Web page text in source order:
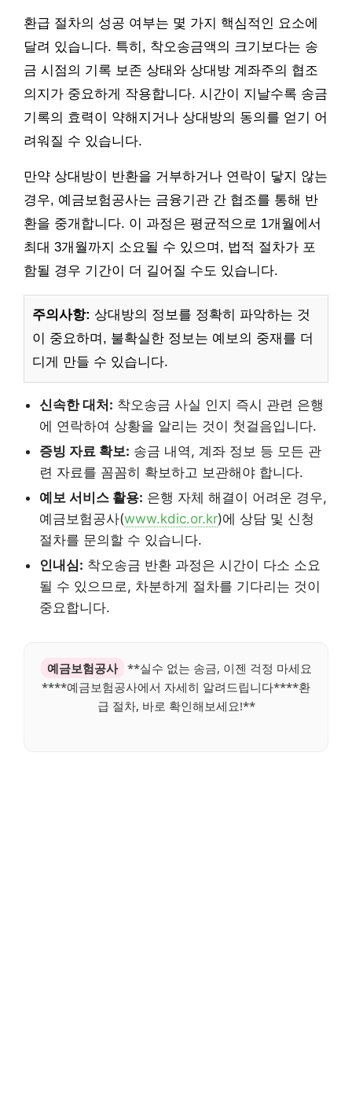
환급 절차의 성공 여부는 몇 가지 핵심적인 요소에
달려 있습니다. 특히, 착오송금액의 크기보다는 송
금 시점의 기록 보존 상태와 상대방 계좌주의 협조
의지가 중요하게 작용합니다. 시간이 지날수록 송금
기록의 효력이 약해지거나 상대방의 동의를 얻기 어
려워질 수 있습니다.
만약 상대방이 반환을 거부하거나 연락이 닿지 않는
경우, 예금보험공사는 금융기관 간 협조를 통해 반
환을 중개합니다. 이 과정은 평균적으로 1개월에서
최대 3개월까지 소요될 수 있으며, 법적 절차가 포
함될 경우 기간이 더 길어질 수도 있습니다.
주의사항: 상대방의 정보를 정확히 파악하는 것
이 중요하며, 불확실한 정보는 예보의 중재를 더
디게 만들 수 있습니다.
신속한 대처: 착오송금 사실 인지 즉시 관련 은행
에 연락하여 상황을 알리는 것이 첫걸음입니다.
증빙 자료 확보: 송금 내역, 계좌 정보 등 모든 관
련 자료를 꼼꼼히 확보하고 보관해야 합니다.
예보 서비스 활용: 은행 자체 해결이 어려운 경우,
예금보험공사(www.kdic.or.kr)에 상담 및 신청
절차를 문의할 수 있습니다.
인내심: 착오송금 반환 과정은 시간이 다소 소요
될 수 있으므로, 차분하게 절차를 기다리는 것이
중요합니다.
예금보험공사
**실수 없는 송금, 이젠 걱정 마세요
****예금보험공사에서 자세히 알려드립니다****환
급 절차, 바로 확인해보세요!**